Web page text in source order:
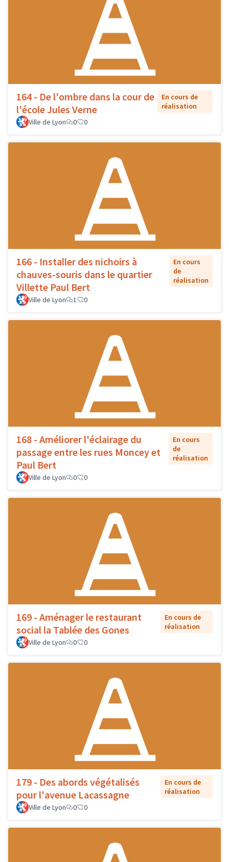
164 - De l'ombre dans la cour de
l'école Jules Verne
En cours de
réalisation
Ville de Lyon
0 0
166 - Installer des nichoirs à
chauves-souris dans le quartier
Villette Paul Bert
En cours
de
réalisation
Ville de Lyon 1 0
168 - Améliorer l'éclairage du
passage entre les rues Moncey et
Paul Bert
En cours
de
réalisation
Ville de Lyon 0 0
169 - Aménager le restaurant
social la Tablée des Gones
En cours de
réalisation
Ville de Lyon
0 0
179 - Des abords végétalisés
pour l'avenue Lacassagne
En cours de
réalisation
Ville de Lyon
0 0